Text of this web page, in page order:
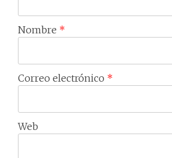
Nombre *
Correo electrónico *
Web